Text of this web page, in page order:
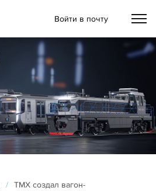
Войти в почту
/ ТМХ создал вагон-